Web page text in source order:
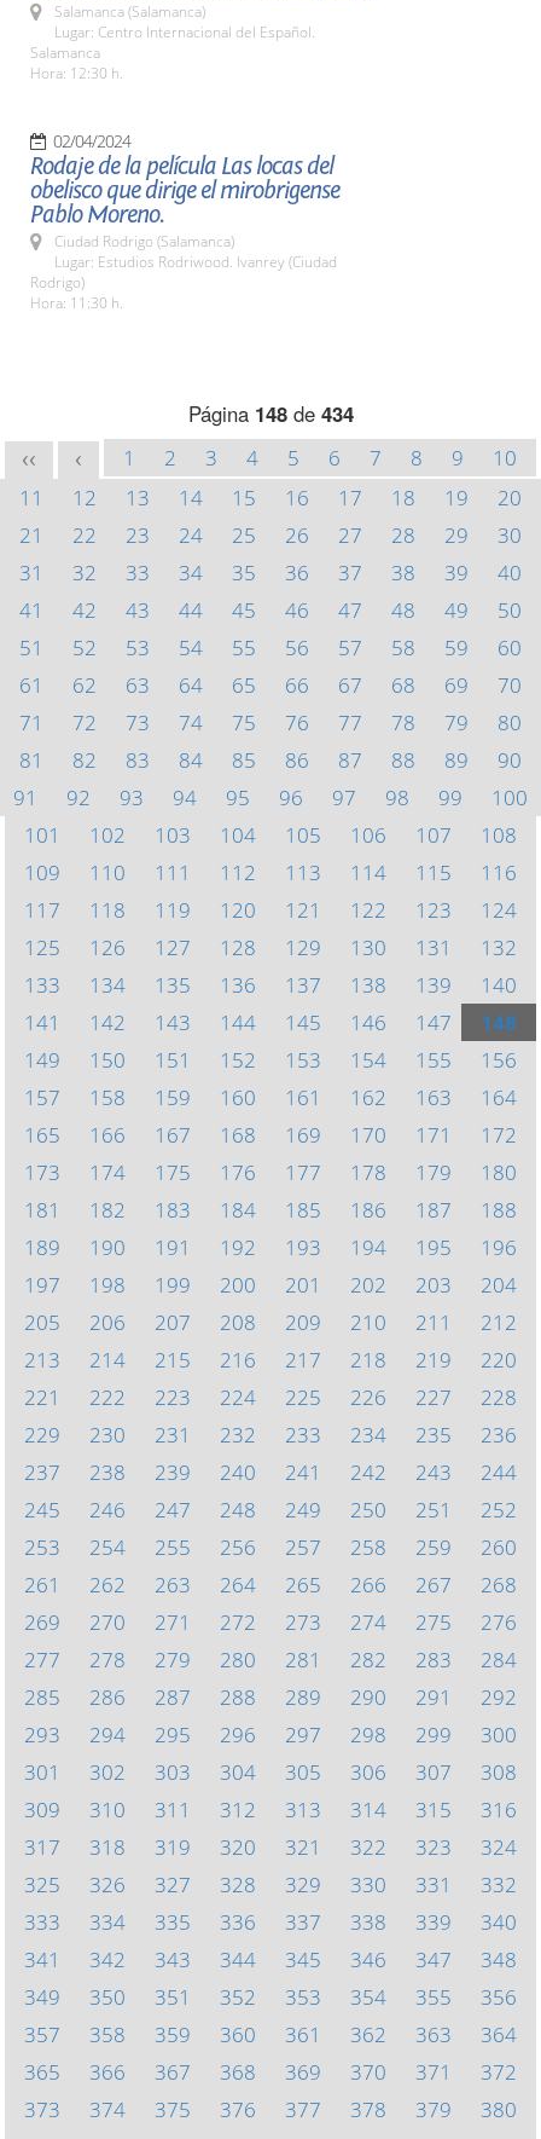
Salamanca (Salamanca)
Lugar: Centro Internacional del Español.
Salamanca
Hora: 12:30 h.
02/04/2024
Rodaje de la película Las locas del
obelisco que dirige el mirobrigense
Pablo Moreno.
Ciudad Rodrigo (Salamanca)
Lugar: Estudios Rodriwood. Ivanrey (Ciudad
Rodrigo)
Hora: 11:30 h.
Página 148de 434
<< < 1 2 3 4 5 6 7 8 9
10
11
12 13 14 15 16 17 18 19
20
21
22 23 24 25 26 27 28 29
30
31
32 33 34 35 36 37 38 39
40
41
42 43 44 45 46 47 48 49
50
51
52 53 54 55 56 57 58 59
60
61
62 63 64 65 66 67 68 69
70
71
72 73 74 75 76 77 78 79
80
81
82 83 84 85 86 87 88 89
90
91
92 93 94 95 96 97 98 99
100
101
102 103 104 105 106 107
108
109
110 111 112 113 114 115
116
117
118 119 120 121 122 123
124
125
126 127 128 129 130 131
132
133
134 135 136 137 138 139
140
141
142 143 144 145 146 147
148
149
150 151 152 153 154 155
156
157
158 159 160 161 162 163
164
165
166 167 168 169 170 171
172
173
174 175 176 177 178 179
180
181
182 183 184 185 186 187
188
189
190 191 192 193 194 195
196
197
198 199 200 201 202 203
204
205
206 207 208 209 210 211
212
213
214 215 216 217 218 219
220
221
222 223 224 225 226 227
228
229
230 231 232 233 234 235
236
237
238 239 240 241 242 243
244
245
246 247 248 249 250 251
252
253
254 255 256 257 258 259
260
261
262 263 264 265 266 267
268
269
270 271 272 273 274 275
276
277
278 279 280 281 282 283
284
285
286 287 288 289 290 291
292
293
294 295 296 297 298 299
300
301
302 303 304 305 306 307
308
309
310 311 312 313 314 315
316
317
318 319 320 321 322 323
324
325
326 327 328 329 330 331
332
333
334 335 336 337 338 339
340
341
342 343 344 345 346 347
348
349
350 351 352 353 354 355
356
357
358 359 360 361 362 363
364
365
366 367 368 369 370 371
372
373
374 375 376 377 378 379
380